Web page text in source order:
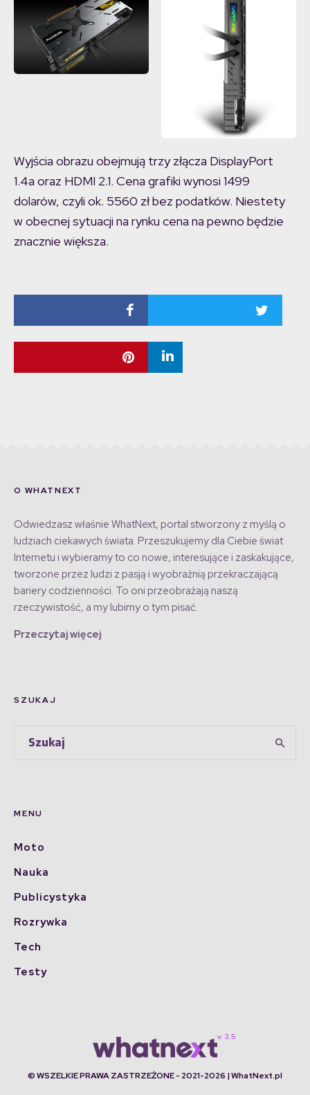
Wyjścia obrazu obejmują trzy złącza DisplayPort
1.4a oraz HDMI 2.1. Cena grafiki wynosi 1499
dolarów, czyli ok. 5560 zł bez podatków. Niestety
w obecnej sytuacji na rynku cena na pewno będzie
znacznie większa.
O WHATNEXT
Odwiedzasz właśnie WhatNext, portal stworzony z myślą o
ludziach ciekawych świata. Przeszukujemy dla Ciebie świat
Internetu i wybieramy to co nowe, interesujące i zaskakujące,
tworzone przez ludzi z pasją i wyobraźnią przekraczającą
bariery codzienności. To oni przeobrażają naszą
rzeczywistość, a my lubimy o tym pisać.
Przeczytaj więcej
SZUKAJ
MENU
Moto
Nauka
Publicystyka
Rozrywka
Tech
Testy
© WSZELKIE PRAWA ZASTRZEŻONE - 2021-2026 | WhatNext.pl